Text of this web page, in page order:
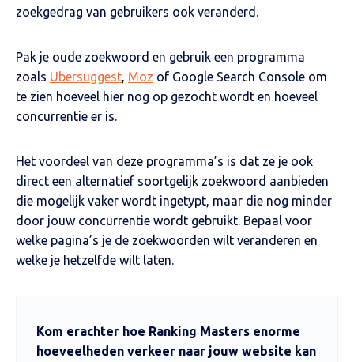
zoekgedrag van gebruikers ook veranderd.
Pak je oude zoekwoord en gebruik een programma
zoals Ubersuggest, Moz of Google Search Console om
te zien hoeveel hier nog op gezocht wordt en hoeveel
concurrentie er is.
Het voordeel van deze programma’s is dat ze je ook
direct een alternatief soortgelijk zoekwoord aanbieden
die mogelijk vaker wordt ingetypt, maar die nog minder
door jouw concurrentie wordt gebruikt. Bepaal voor
welke pagina’s je de zoekwoorden wilt veranderen en
welke je hetzelfde wilt laten.
Kom erachter hoe Ranking Masters enorme
hoeveelheden verkeer naar jouw website kan